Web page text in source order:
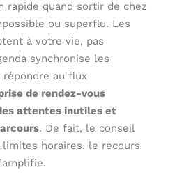
rapide quand sortir de chez
ou superflu. Les
à votre vie, pas
synchronise les
répondre au flux
de rendez-vous
attentes inutiles et
. De fait, le conseil
limites horaires, le recours